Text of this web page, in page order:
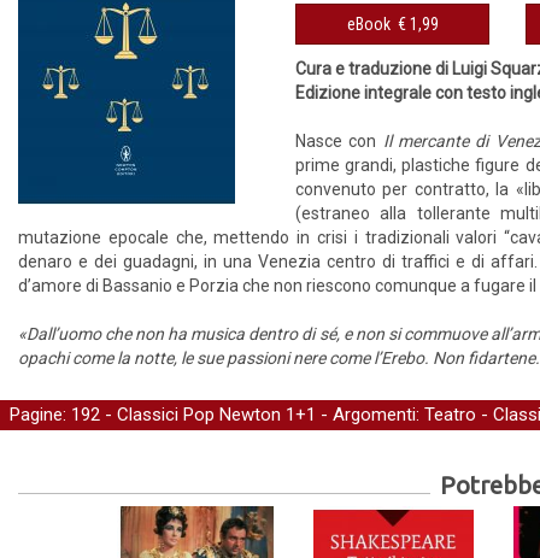
eBook € 1,99
Cura e traduzione di Luigi
Edizione integrale con testo
Nasce con Il mercante di
prime grandi, plastiche figure
convenuto per contratto, la
(estraneo alla tollerante
mutazione epocale che, mettendo in crisi i tradizionali valori
denaro e dei guadagni, in una Venezia centro di traffici e di
d’amore di Bassanio e Porzia che non riescono comunque a fugare
«Dall’uomo che non ha musica dentro di sé, e non si commuove
opachi come la notte, le sue passioni nere come l’Erebo. Non
Pagine: 192 - Classici Pop Newton 1+1 - Argomenti: Teatro -